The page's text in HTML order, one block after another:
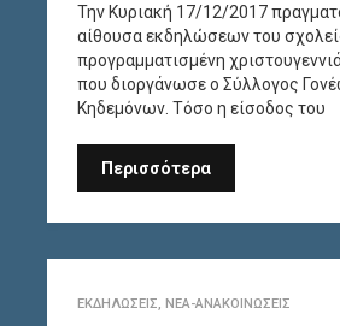
Την Κυριακή 17/12/2017
αίθουσα εκδηλώσεων του
προγραμματισμένη
που διοργάνωσε ο Σύλλογος
Κηδεμόνων. Τόσο η είσοδος του
Περισσότερα
ΕΚΔΗΛΏΣΕΙΣ, ΝΈΑ-ΑΝΑΚΟΙΝΏΣΕΙΣ